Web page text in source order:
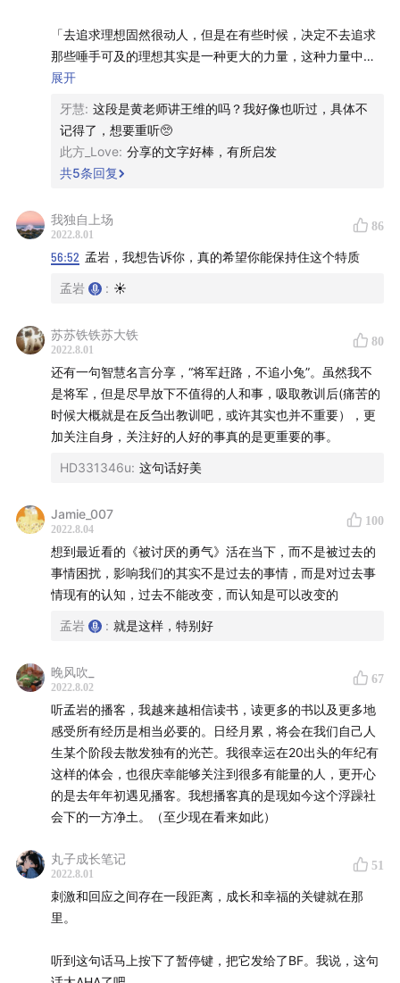
我所经历的「从『有限游戏』到『无限游戏』」
重看《倚天屠龙记》的过程，总让我想到《有限与
说文解字：「忌」为「己心」，每个人都为自己内
心「感受」所困
36:13
如何影响我们看待世界的目光？
39:56 「过往经历与感受会影响对新事物的认知」的另一个
小例子
对「刺激与回应」的新理解：不单要留出时间，还
要更抽离地看待事物与感受
《倚天屠龙记》两个版本的结局，也代表了「有限」
与「无限」的两种心态
过往经历带来感受，但我们可以决定它是否影响认
知，从而影响未来
敬畏经历与感受，揭开主观的「标签」才能更好看
54:57 以「无限游戏」的成长心态，有知有行希望和你一
起创造新的可能
勘误：谢逊是明教四大护教法王之一；成昆的法号是圆
🐚 声波摘录 & 书、播客、文章
本期播客详情页：
「去追求理想固然很动人，但是在有些时候，决定不去追求
那些唾手可及的理想其实是一种更大的力量，这种力量中间
需要对于自身欲望的察觉，需要理性的决断力，还需要对人
这是一种反向的力量，所有经典的文学中间，一流的文学中
间，都有这种反向的力量。关于抵达的文学中间，最深刻的
部分是不抵达；关于复仇的文学中间，最深刻的部分是放弃
起心、动念、觉察、接纳、放下。
展开
牙慧: 这段是黄老师讲王维的吗？我好像也听过，具体不
记得了，想要重听🥺
此方_Love: 分享的文字好棒，有所启发
共5条回复
我独自上场
2022.8.01
86
56:52 孟岩，我想告诉你，真的希望你能保持住这个特质
孟岩 : ☀️
苏苏铁铁苏大铁
2022.8.01
80
还有一句智慧名言分享，“将军赶路，不追小兔”。虽然我不
是将军，但是尽早放下不值得的人和事，吸取教训后(痛苦的
时候大概就是在反刍出教训吧，或许其实也并不重要），更
加关注自身，关注好的人好的事真的是更重要的事。
HD331346u: 这句话好美
Jamie_007
2022.8.04
100
想到最近看的《被讨厌的勇气》活在当下，而不是被过去的
事情困扰，影响我们的其实不是过去的事情，而是对过去事
情现有的认知，过去不能改变，而认知是可以改变的
孟岩 : 就是这样，特别好
晚风吹_
2022.8.02
67
听孟岩的播客，我越来越相信读书，读更多的书以及更多地
感受所有经历是相当必要的。日经月累，将会在我们自己人
生某个阶段去散发独有的光芒。我很幸运在20出头的年纪有
这样的体会，也很庆幸能够关注到很多有能量的人，更开心
的是去年年初遇见播客。我想播客真的是现如今这个浮躁社
会下的一方净土。（至少现在看来如此）
丸子成长笔记
2022.8.01
51
刺激和回应之间存在一段距离，成长和幸福的关键就在那
里。
听到这句话马上按下了暂停键，把它发给了BF。我说，这句